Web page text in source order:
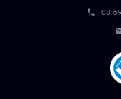
08